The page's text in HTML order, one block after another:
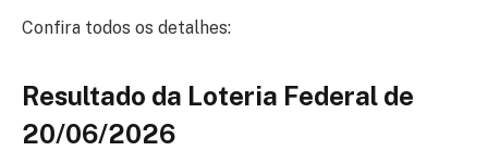
Confira todos os detalhes:
Resultado da Loteria Federal de
20/06/2026